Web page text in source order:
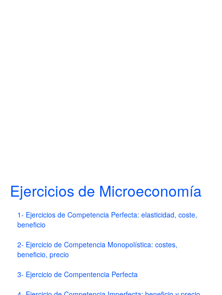
Ejercicios de Microeconomía
1- Ejercicios de Competencia Perfecta: elasticidad, coste,
beneficio
2- Ejercicio de Competencia Monopolística: costes,
beneficio, precio
3- Ejercicio de Compentencia Perfecta